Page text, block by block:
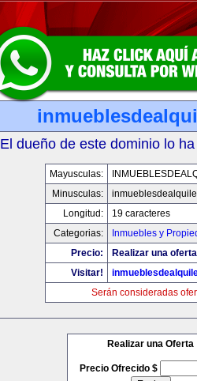
El dueño de este dominio lo
Mayusculas:
Minusculas:
Longitud:
19 caracteres
Categorias:
Inmuebles y
Precio:
Realizar una
Visitar!
Serán consideradas
Realizar una Oferta
Precio Ofrecido $